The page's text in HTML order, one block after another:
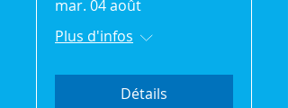
mar. 04 août
Plus d'infos
Détails